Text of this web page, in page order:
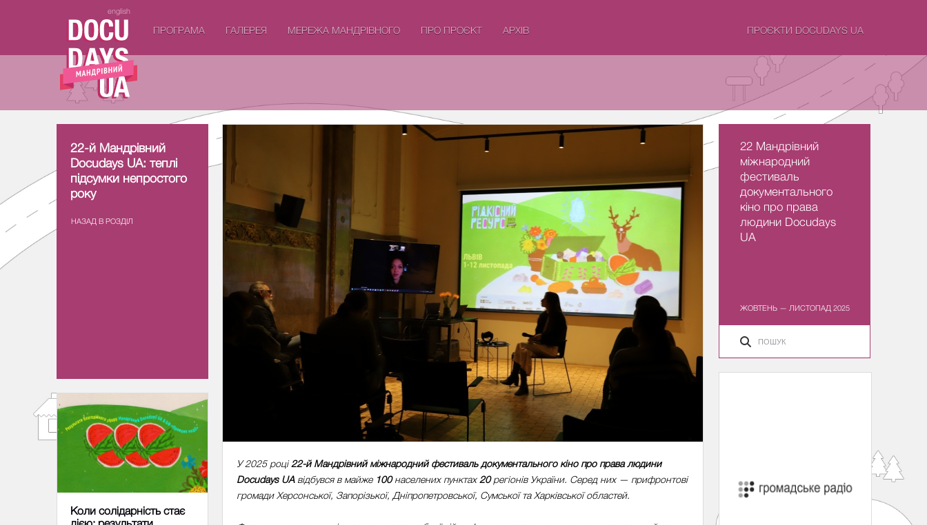
english
ПРОГРАМА ГАЛЕРЕЯ МЕРЕЖА МАНДРІВНОГО ПРО ПРОЄКТ АРХІВ ПРОЄКТИ DOCUDAYS UA
22-й Мандрівний
Docudays UA: теплі
підсумки непростого
року
НАЗАД В РОЗДIЛ
22-й Мандрівний
Docudays UA: теплі
підсумки непростого
року
У 2025 році22-й Мандрівний міжнародний фестиваль документального кіно про права людини
Docudays UA відбувся в майже 100населених пунктах 20регіонів України. Серед них — прифронтові
громади Херсонської, Запорізької, Дніпропетровської, Сумської та Харківської областей.
22 Мандрівний
міжнародний
фестиваль
документального
кіно про права
людини Docudays
UA
ЖОВТЕНЬ — ЛИСТОПАД 2025
Коли солідарність стає